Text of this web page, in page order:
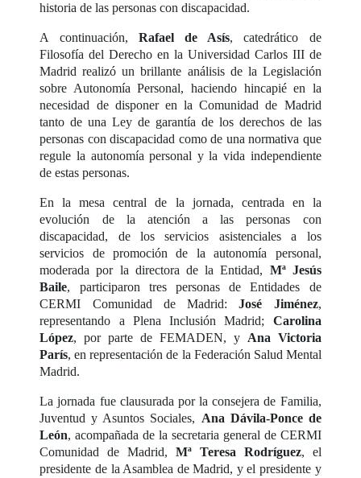
historia de las personas con discapacidad.
A continuación, Rafael de Asís, catedrático de
Filosofía del Derecho en la Universidad Carlos III de
Madrid realizó un brillante análisis de la Legislación
sobre Autonomía Personal, haciendo hincapié en la
necesidad de disponer en la Comunidad de Madrid
tanto de una Ley de garantía de los derechos de las
personas con discapacidad como de una normativa que
regule la autonomía personal y la vida independiente
de estas personas.
En la mesa central de la jornada, centrada en la
evolución de la atención a las personas con
discapacidad, de los servicios asistenciales a los
servicios de promoción de la autonomía personal,
moderada por la directora de la Entidad, Mª Jesús
Baile, participaron tres personas de Entidades de
CERMI Comunidad de Madrid:José Jiménez,
representando a Plena Inclusión Madrid; Carolina
López, por parte de FEMADEN, y Ana Victoria
París, en representación de la Federación Salud Mental
Madrid.
La jornada fue clausurada por la consejera de Familia,
Juventud y Asuntos Sociales, Ana Dávila-Ponce de
León, acompañada de la secretaria general de CERMI
Comunidad de Madrid, Mª Teresa Rodríguez, el
presidente de la Asamblea de Madrid, y el presidente y